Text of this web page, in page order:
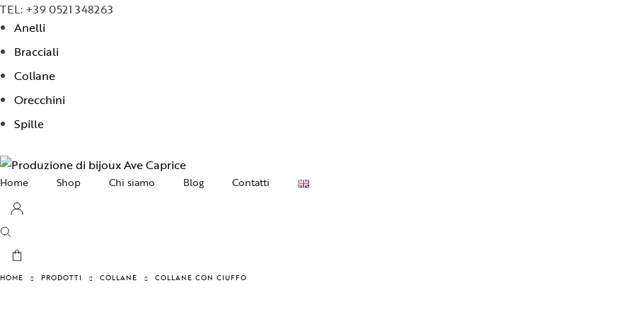
TEL: +39 0521 348263
Anelli
Bracciali
Collane
Orecchini
Spille
Home Shop
Bracciali
Chi siamo Blog Contatti
HOME PRODOTTI COLLANE COLLANE CON CIUFFO